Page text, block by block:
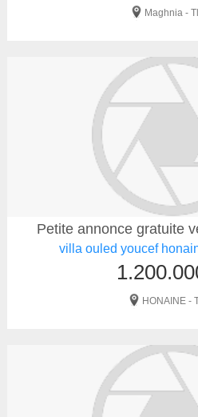
Maghnia -
Petite annonce gratuite
villa ouled youcef
HONAINE -